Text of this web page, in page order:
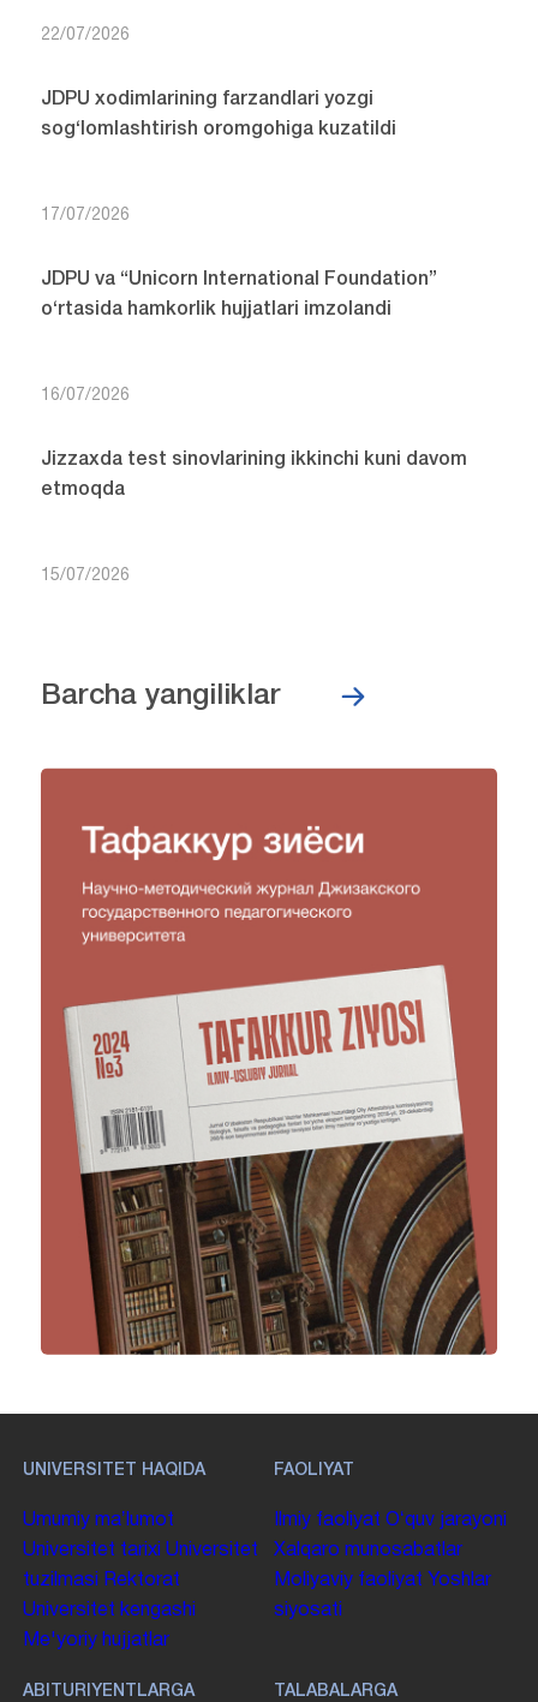
22/07/2026
JDPU xodimlarining farzandlari yozgi
sog‘lomlashtirish oromgohiga kuzatildi
17/07/2026
JDPU va “Unicorn International Foundation”
o‘rtasida hamkorlik hujjatlari imzolandi
16/07/2026
Jizzaxda test sinovlarining ikkinchi kuni davom
etmoqda
15/07/2026
Barcha yangiliklar
UNIVERSITET HAQIDA
Umumiy maʼlumot
Universitet tarixi Universitet
tuzilmasi
Rektorat
Universitet kengashi
Me'yoriy hujjatlar
FAOLIYAT
Ilmiy faoliyat Oʻquv jarayoni
Xalqaro munosabatlar
Moliyaviy faoliyat Yoshlar
siyosati
ABITURIYENTLARGA TALABALARGA